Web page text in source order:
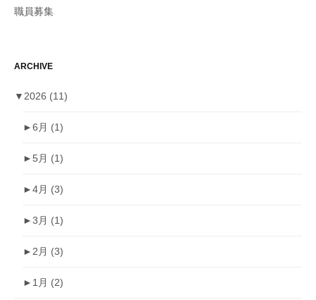
職員募集
ARCHIVE
▼ 2026 (11)
►6月 (1)
►5月 (1)
►4月 (3)
►3月 (1)
► 2月 (3)
► 1月 (2)